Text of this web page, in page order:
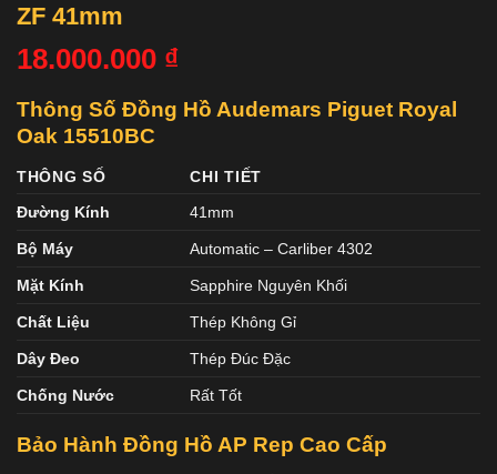
ZF 41mm
18.000.000 ₫
Thông Số Đồng Hồ Audemars Piguet Royal
Oak 15510BC
THÔNG SỐ
CHI TIẾT
Đường Kính
41mm
Bộ Máy Automatic – Carliber 4302
Mặt Kính Sapphire Nguyên Khối
Chất Liệu Thép Không Gỉ
Dây Đeo Thép Đúc Đặc
Chống Nước Rất Tốt
Bảo Hành Đồng Hồ AP Rep Cao Cấp